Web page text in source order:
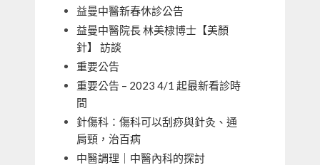
益曼中醫新春休診公告
益曼中醫院長 林美棣博士【美顏
針】 訪談
重要公告
重要公告 – 2023 4/1 起最新看診時
間
針傷科：傷科可以刮痧與針灸、通
肩頸，治百病
中醫調理｜中醫內科的探討